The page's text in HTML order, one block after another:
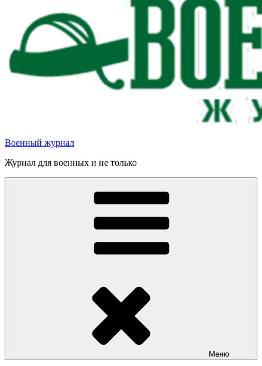
Военный журнал
Журнал для военных и не только
Меню